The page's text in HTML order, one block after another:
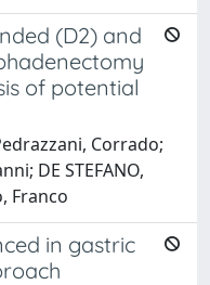
(D2) and
of potential
Corrado;
DE STEFANO,
Franco
in gastric